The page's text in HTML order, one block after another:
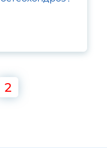
2